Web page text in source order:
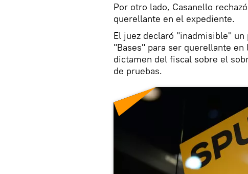
Por otro lado, Casanello
querellante en el expediente.
El juez declaró "inadmisible"
"Bases" para ser querellante
dictamen del fiscal sobre el
de pruebas.